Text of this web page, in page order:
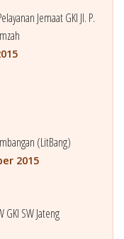
Jemaat GKI Jl. P.
(LitBang)
2015
SW Jateng